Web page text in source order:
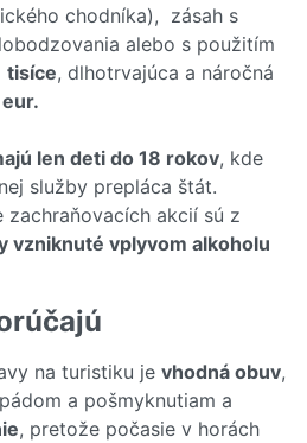
chodníka), zásah s
alebo s použitím
tisíce, dlhotrvajúca a náročná
len deti do 18 rokov, kde
služby prepláca štát.
zachraňovacích akcií sú z
vzniknuté vplyvom alkoholu
na turistiku je vhodná obuv,
a pošmyknutiam a
, pretože počasie v horách